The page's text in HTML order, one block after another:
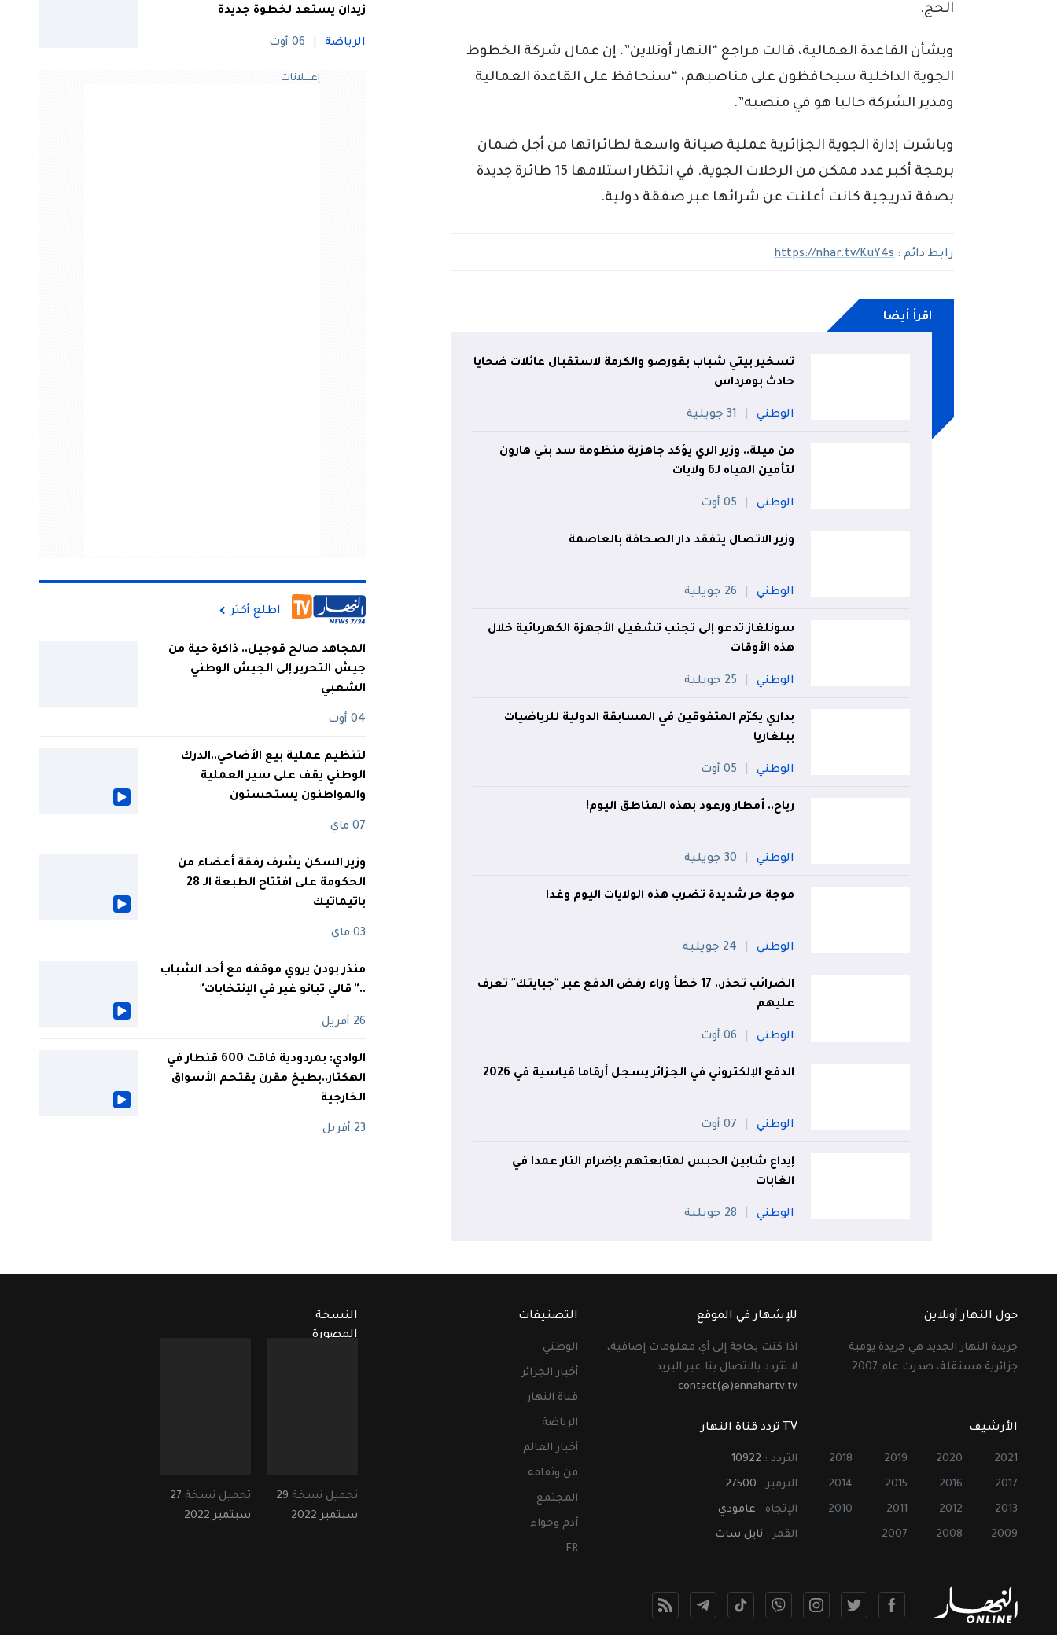
الحج.
وبشأن القاعدة العمالية، قالت مراجع “النهار أونلاين”، إن عمال شركة الخطوط
الجوية الداخلية سيحافظون على مناصبهم، “سنحافظ على القاعدة العمالية
ومدير الشركة حاليا هو في منصبه”.
وباشرت إدارة الجوية الجزائرية عملية صيانة واسعة لطائراتها من أجل ضمان
برمجة أكبر عدد ممكن من الرحلات الجوية. في انتظار استلامها 15 طائرة جديدة
بصفة تدريجية كانت أعلنت عن شرائها عبر صفقة دولية.
رابط دائم :https://nhar.tv/KuY4s
اقرأ أيضا
تسخير بيتي شباب بقورصو والكرمة لاستقبال عائلات ضحايا
حادث بومرداس
الوطني 31 جويلية
من ميلة.. وزير الري يؤكد جاهزية منظومة سد بني هارون
لتأمين المياه لـ6 ولايات
الوطني 05 أوت
وزير الاتصال يتفقد دار الصحافة بالعاصمة
الوطني 26 جويلية
سونلغاز تدعو إلى تجنب تشغيل الأجهزة الكهربائية خلال
هذه الأوقات
الوطني 25 جويلية
بداري يكرّم المتفوقين في المسابقة الدولية للرياضيات
ببلغاريا
الوطني 05 أوت
رياح.. أمطار ورعود بهذه المناطق اليوم!
الوطني 30 جويلية
موجة حر شديدة تضرب هذه الولايات اليوم وغدا
الوطني 24 جويلية
الضرائب تحذر.. 17 خطأ وراء رفض الدفع عبر "جبايتك" تعرف
عليهم
الوطني 06 أوت
الدفع الإلكتروني في الجزائر يسجل أرقاما قياسية في 2026
الوطني 07 أوت
إيداع شابين الحبس لمتابعتهم بإضرام النار عمدا في
الغابات
الوطني 28 جويلية
زيدان يستعد لخطوة جديدة
الرياضة 06 أوت
إعــــلانات
اطلع أكثر
المجاهد صالح قوجيل.. ذاكرة حية من
جيش التحرير إلى الجيش الوطني
الشعبي
04 أوت
لتنظيم عملية بيع الأضاحي..الدرك
الوطني يقف على سير العملية
والمواطنون يستحسنون
07 ماي
وزير السكن يشرف رفقة أعضاء من
الحكومة على افتتاح الطبعة الـ 28
باتيماتيك
03 ماي
منذر بودن يروي موقفه مع أحد الشباب
.." قالي تبانو غير في الإنتخابات"
26 أفريل
الوادي: بمردودية فاقت 600 قنطار في
الهكتار..بطيخ مقرن يقتحم الأسواق
الخارجية
23 أفريل
حول النهار أونلاين
جريدة النهار الجديد هي جريدة يومية
جزائرية مستقلة، صدرت عام 2007.
للإشهار في الموقع
اذا كنت بحاجة إلى أي معلومات إضافية،
لا تتردد بالاتصال بنا عبر البريد
contact(@)ennahartv.tv
الأرشيف
2021
2020
2019
2018
2017
2016
2015
2014
2013
2012
2011
2010
2009
2008
2007
TV تردد قناة النهار
التردد : 10922
الترميز : 27500
الإتجاه : عامودي
القمر : نايل سات
التصنيفات
الوطني
أخبار الجزائر
قناة النهار
الرياضة
أخبار العالم
فن وثقافة
المجتمع
آدم وحواء
FR
النسخة
المصورة
تحميل نسخة 29
سبتمبر 2022
تحميل نسخة 27
سبتمبر 2022